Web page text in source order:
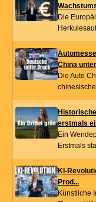
Die
China
Die Auto
erstmals
Ein
Erstmals
KI-
Prod...
Künstliche